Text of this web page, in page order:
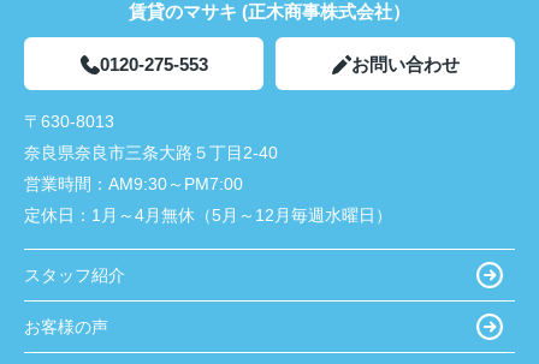
賃貸のマサキ (正木商事株式会社）
0120-275-553 お問い合わせ
〒630-8013
奈良県奈良市三条大路５丁目2-40
営業時間： AM9:30～PM7:00
定休日： 1月～4月無休（5月～12月毎週水曜日）
スタッフ紹介
お客様の声